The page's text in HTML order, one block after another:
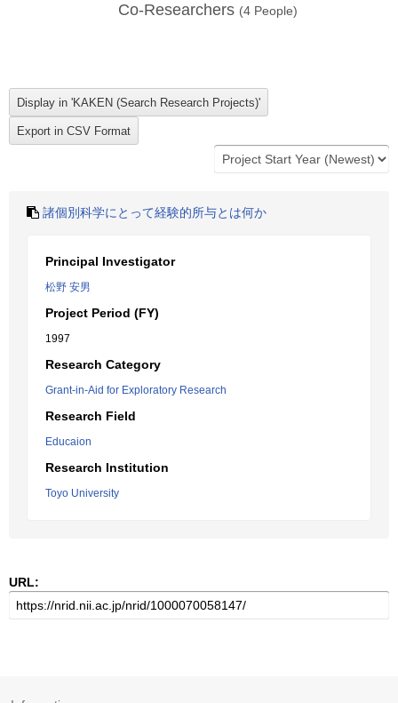
Co-Researchers (4 People)
諸個別科学にとって経験的所与とは何か
Principal Investigator
松野 安男
Project Period (FY)
1997
Research Category
Grant-in-Aid for Exploratory Research
Research Field
Educaion
Research Institution
Toyo University
URL: